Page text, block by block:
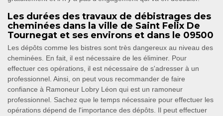
Les durées des travaux de débistrages des
cheminées dans la ville de Saint Felix De
Tournegat et ses environs et dans le 09500
Les dépôts comme les bistres sont très dangereux au niveau des
cheminées. En fait, il est nécessaire de les éliminer. Pour
effectuer ces opérations, il est nécessaire de s'adresser à un
professionnel. Ainsi, on peut vous recommander de faire
confiance à Ramoneur Lobry Léon qui est un ramoneur
professionnel. Sachez que le temps nécessaire pour effectuer les
opérations dépend de l'importance des dépôts. Il peut effectuer